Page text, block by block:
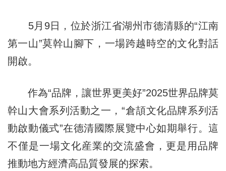
5月9日，位於浙江省湖州市德清縣的“江南
第一山”莫幹山腳下，一場跨越時空的文化對話
開啟。
作為“品牌，讓世界更美好”2025世界品牌莫
幹山大會系列活動之一，“倉頡文化品牌系列活
動啟動儀式”在德清國際展覽中心如期舉行。這
不僅是一場文化産業的交流盛會，更是用品牌
推動地方經濟高品質發展的探索。